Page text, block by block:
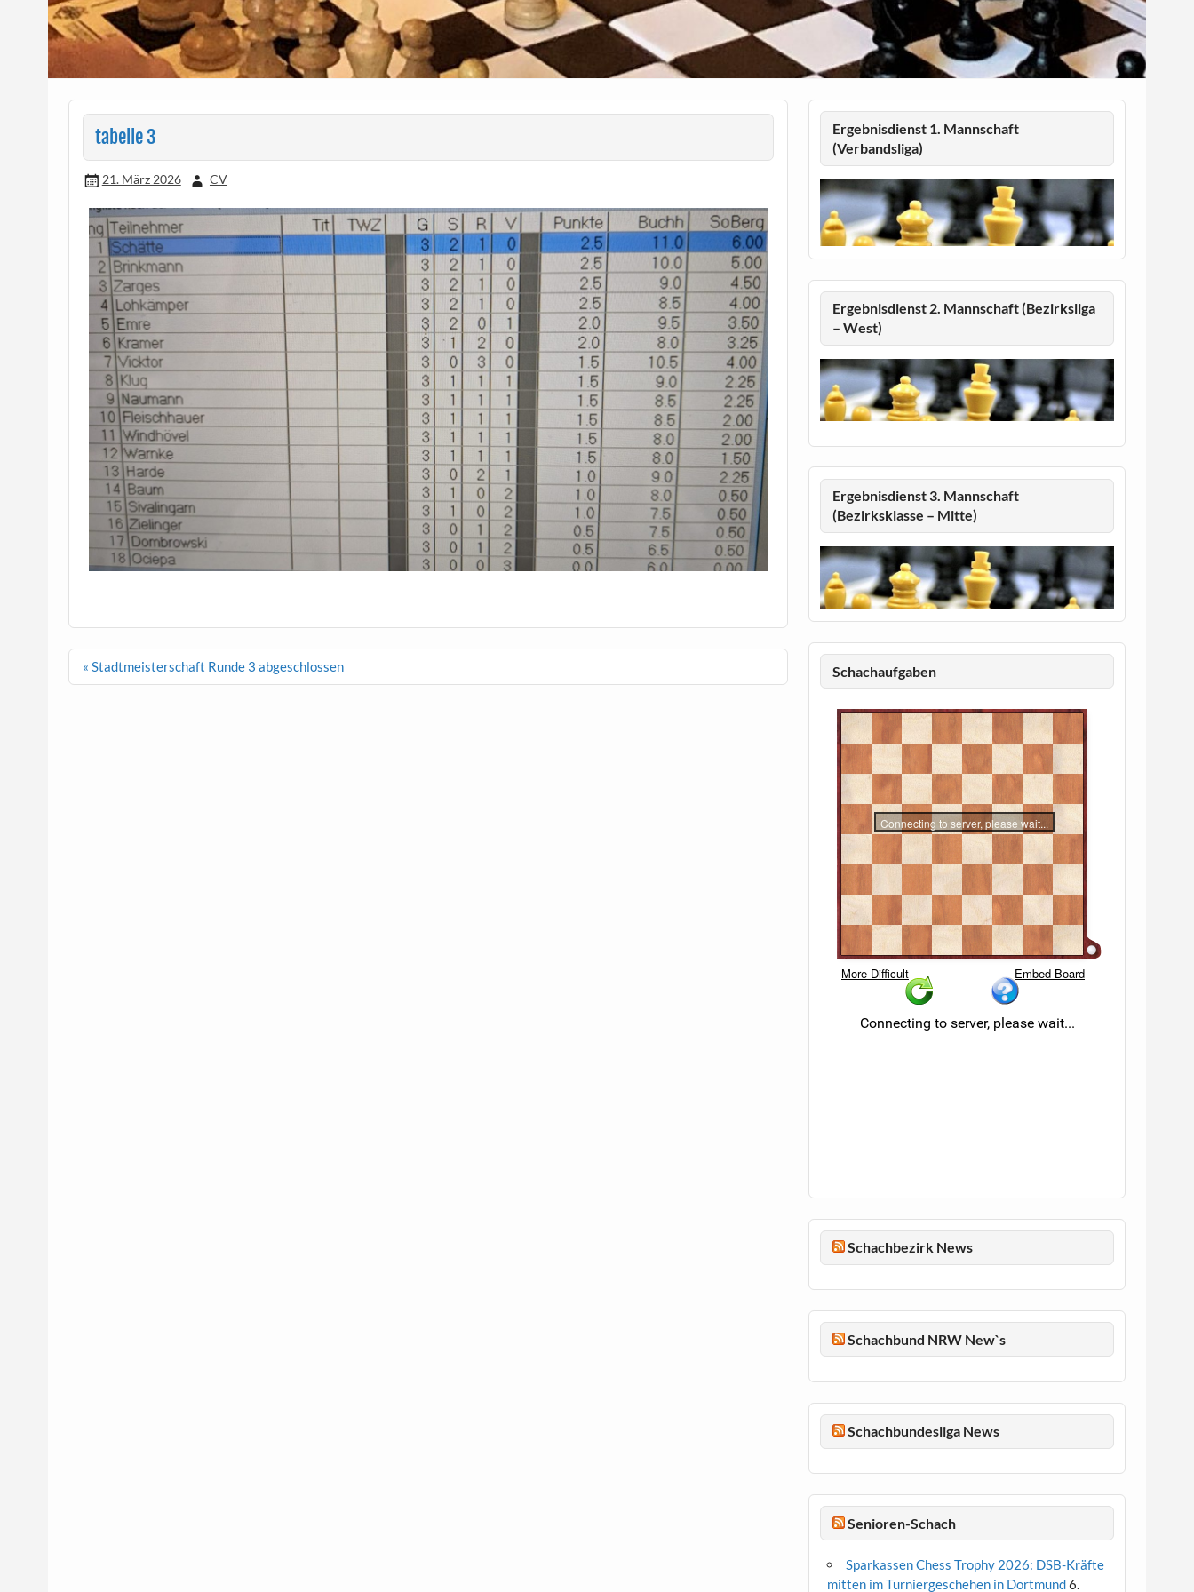
tabelle 3
21. März 2026 CV
Beitragsnavigation
« Stadtmeisterschaft Runde 3 abgeschlossen
Ergebnisdienst 1. Mannschaft
(Verbandsliga)
Ergebnisdienst 2. Mannschaft (Bezirksliga
– West)
Ergebnisdienst 3. Mannschaft
(Bezirksklasse – Mitte)
Schachaufgaben
Schachbezirk News
Schachbund NRW New`s
Schachbundesliga News
Senioren-Schach
Sparkassen Chess Trophy 2026: DSB-Kräfte
mitten im Turniergeschehen in Dortmund6.